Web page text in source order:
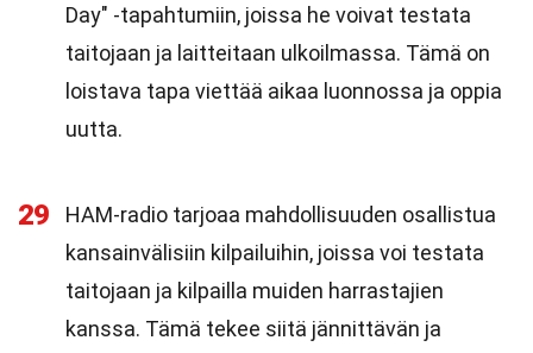
Day" -tapahtumiin, joissa he voivat testata
taitojaan ja laitteitaan ulkoilmassa. Tämä on
loistava tapa viettää aikaa luonnossa ja oppia
uutta.
29
HAM-radio tarjoaa mahdollisuuden osallistua
kansainvälisiin kilpailuihin, joissa voi testata
taitojaan ja kilpailla muiden harrastajien
kanssa. Tämä tekee siitä jännittävän ja